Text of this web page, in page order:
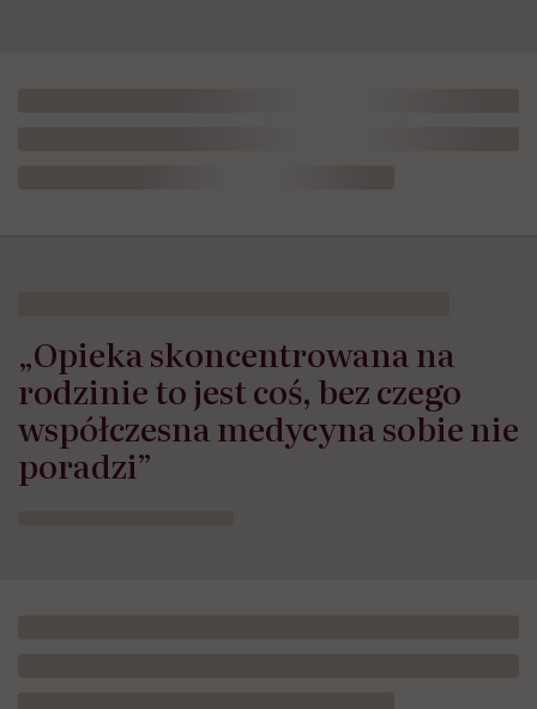
„Opieka skoncentrowana na
rodzinie to jest coś, bez czego
współczesna medycyna sobie nie
poradzi”